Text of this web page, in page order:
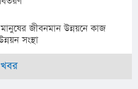
জীবনমান উন্নয়নে কাজ
সংস্থা